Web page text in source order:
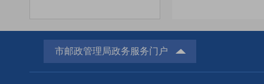
市邮政管理局政务服务门户